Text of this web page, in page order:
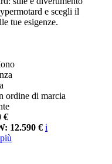
e scegli il
tue esigenze.
ordine di marcia
€
12.590 € i